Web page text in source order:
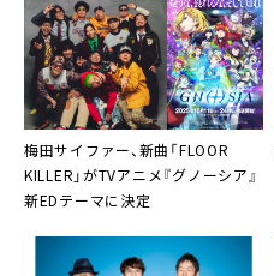
梅田サイファー、新曲「FLOOR
KILLER」がTVアニメ『グノーシア』
新EDテーマに決定